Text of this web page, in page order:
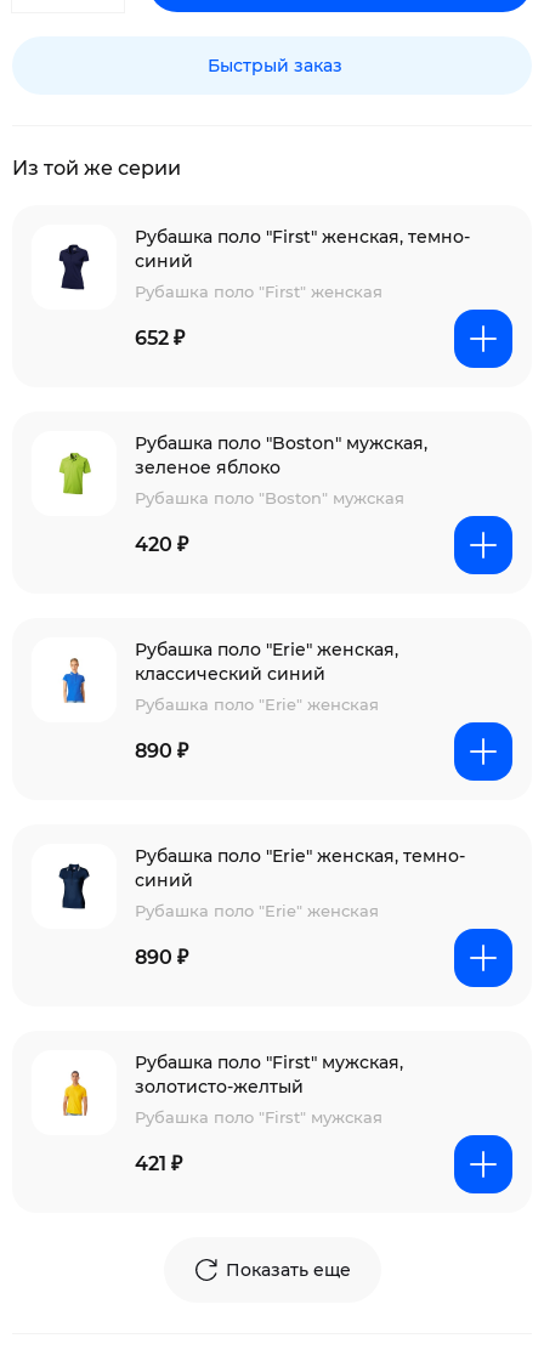
Быстрый заказ
Из той же серии
Рубашка поло "First" женская, темно-
синий
Рубашка поло "First" женская
652 ₽
Рубашка поло "Boston" мужская,
зеленое яблоко
Рубашка поло "Boston" мужская
420 ₽
Рубашка поло "Erie" женская,
классический синий
Рубашка поло "Erie" женская
890 ₽
Рубашка поло "Erie" женская, темно-
синий
Рубашка поло "Erie" женская
890 ₽
Рубашка поло "First" мужская,
золотисто-желтый
Рубашка поло "First" мужская
421 ₽
Показать еще